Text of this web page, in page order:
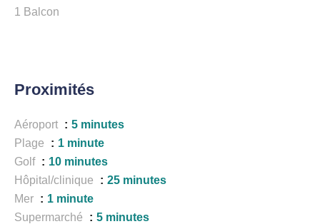
1 Balcon
Proximités
Aéroport
5 minutes
Plage
1 minute
Golf
10 minutes
Hôpital/clinique
25 minutes
Mer
1 minute
Supermarché
5 minutes